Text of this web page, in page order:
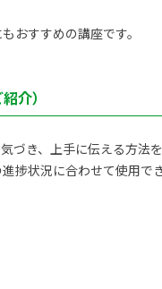
おすすめの講座です。
介）
づき、上手に伝える方法を
捗状況に合わせて使用で